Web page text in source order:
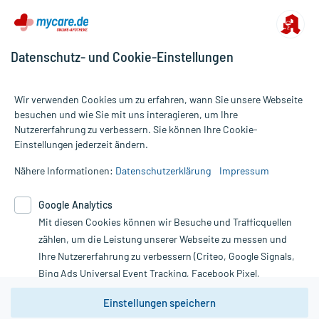
Alle Preise gelten inkl. MwSt., ggf. zzgl. Versandkosten
Informationen auf dieser Website werden ausschließlich für
die Untersuchung und Behandlung durch einen Arzt. Bitte
Therapien eingeleitet werden können. | Diese Webseite benutzt
Google Analytics. Lesen Sie bitte dazu die wichtigen Hinweise in
unserer Datenschutzerklärung. Für den Widerruf einer Bestellung
nutzen Sie das Formular:
Vertrag widerrufen
Datenschutz- und Cookie-Einstellungen
Wir verwenden Cookies um zu erfahren, wann Sie unsere Webseite
besuchen und wie Sie mit uns interagieren, um Ihre
Nutzererfahrung zu verbessern. Sie können Ihre Cookie-
Einstellungen jederzeit ändern.
Nähere Informationen: Datenschutzerklärung Impressum
Google Analytics
Mit diesen Cookies können wir Besuche und Trafficquellen
zählen, um die Leistung unserer Webseite zu messen und
Ihre Nutzererfahrung zu verbessern (Criteo, Google Signals,
Bing Ads Universal Event Tracking, Facebook Pixel,
Youtube-Social Plugin).
Einstellungen speichern